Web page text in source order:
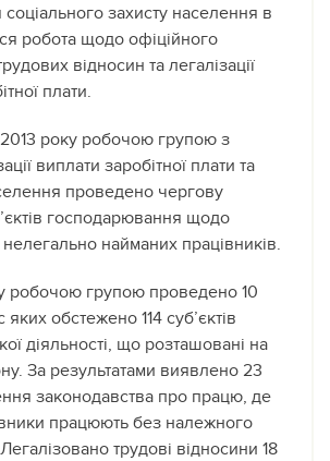
захисту населення в
робота щодо офіційного
відносин та легалізації
плати.
року робочою групою з
виплати заробітної плати та
проведено чергову
господарювання щодо
найманих працівників.
робочою групою проведено 10
яких обстежено 114 суб’єктів
діяльності, що розташовані на
За результатами виявлено 23
законодавства про працю, де
працюють без належного
трудові відносини 18